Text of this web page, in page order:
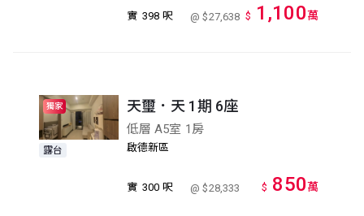
實 398 呎 @ $27,638 $ 1,100萬
獨家
露台
天璽．天 1期 6座
低層 A5室 1房
啟德新區
實 300 呎 @ $28,333 $ 850萬